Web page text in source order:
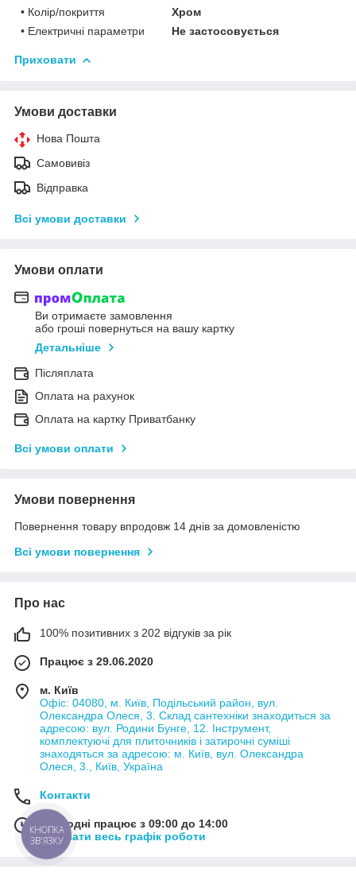
• Колір/покриття
Хром
• Електричні параметри
Не застосовується
Приховати
Умови доставки
Нова Пошта
Самовивіз
Відправка
Всі умови доставки
Умови оплати
Ви отримаєте замовлення
або гроші повернуться на вашу картку
Детальніше
Післяплата
Оплата на рахунок
Оплата на картку Приватбанку
Всі умови оплати
Умови повернення
Повернення товару впродовж 14 днів за домовленістю
Всі умови повернення
Про нас
100% позитивних з 202 відгуків за рік
Працює з 29.06.2020
м. Київ
Офіс: 04080, м. Київ, Подільський район, вул.
Олександра Олеся, 3. Склад сантехніки знаходиться за
адресою: вул. Родини Бунге, 12. Інструмент,
комплектуючі для плиточників і затирочні суміші
знаходяться за адресою: м. Київ, вул. Олександра
Олеся, 3., Київ, Україна
Контакти
Сьогодні працює з 09:00 до 14:00
Показати весь графік роботи
КНОПКА
ЗВ'ЯЗКУ